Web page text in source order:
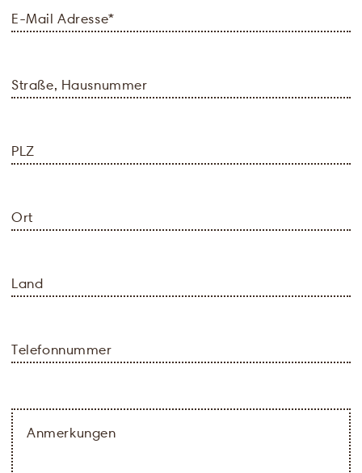
E-Mail Adresse*
Straße, Hausnummer
PLZ
Ort
Land
Telefonnummer
Anmerkungen